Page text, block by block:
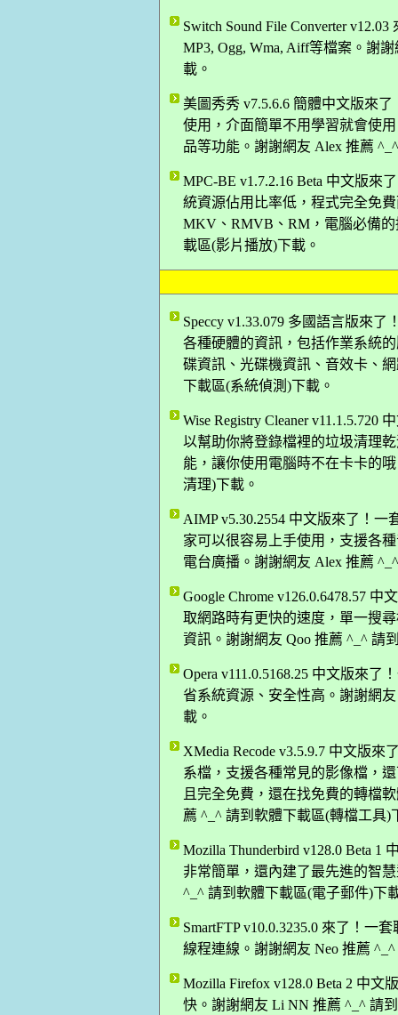
Switch Sound File Converter
MP3, Ogg, Wma, Aiff等檔案。謝
載。
美圖秀秀 v7.5.6.6 簡體中文版來
使用，介面簡單不用學習就會使
品等功能。謝謝網友 Alex 推薦
MPC-BE v1.7.2.16 Beta 中文版來
統資源佔用比率低，程式完全免
MKV、RMVB、RM，電腦必備
載區(影片播放)下載。
Speccy v1.33.079 多國語言版來
各種硬體的資訊，包括作業系統
碟資訊、光碟機資訊、音效卡、
下載區(系統偵測)下載。
Wise Registry Cleaner
以幫助你將登錄檔裡的垃圾清理
能，讓你使用電腦時不在卡卡的
清理)下載。
AIMP v5.30.2554 中文版來了！
家可以很容易上手使用，支援各
電台廣播。謝謝網友 Alex 推薦
Google Chrome v126.0.6478.57
取網路時有更快的速度，單一搜
資訊。謝謝網友 Qoo 推薦 ^_^ 請
Opera v111.0.5168.25 中文版來
省系統資源、安全性高。謝謝網
載。
XMedia Recode v3.5.9.7 中文版
系檔，支援各種常見的影像檔，
且完全免費，還在找免費的轉檔
薦 ^_^ 請到軟體下載區(轉檔工具)
Mozilla Thunderbird v128.0 Beta
非常簡單，還內建了最先進的智
^_^ 請到軟體下載區(電子郵件)下
SmartFTP v10.0.3235.0 來了！一
線程連線。謝謝網友 Neo 推薦
Mozilla Firefox v128.0 Beta 2 中
快。謝謝網友 Li NN 推薦 ^_^ 請